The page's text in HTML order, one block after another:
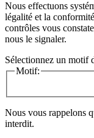
Nous effectuons
légalité et la
contrôles vous
nous le signaler.
Sélectionnez un motif
Motif:
Nous vous rappelons
interdit.